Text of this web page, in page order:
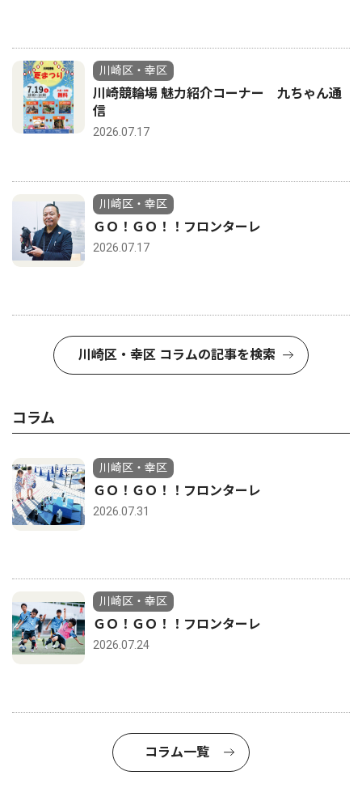
川崎区・幸区
川崎競輪場 魅力紹介コーナー 九ちゃん通
信
2026.07.17
川崎区・幸区
ＧＯ！ＧＯ！！フロンターレ
2026.07.17
川崎区・幸区 コラムの記事を検索
コラム
川崎区・幸区
ＧＯ！ＧＯ！！フロンターレ
2026.07.31
川崎区・幸区
ＧＯ！ＧＯ！！フロンターレ
2026.07.24
コラム一覧